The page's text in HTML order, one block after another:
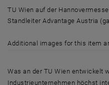
TU Wien auf der
Standleiter Advantage Austria
Additional images for this item
Was an der TU Wien entwickelt
Industrieunternehmen höchst